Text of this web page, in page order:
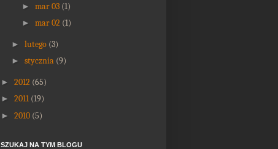
► mar 03 (1)
► mar 02 (1)
► lutego (3)
► stycznia (9)
► 2012 (65)
► 2011 (19)
► 2010 (5)
SZUKAJ NA TYM BLOGU